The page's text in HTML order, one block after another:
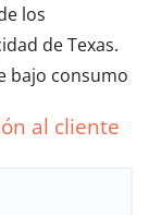
los
de Texas.
bajo consumo
al cliente